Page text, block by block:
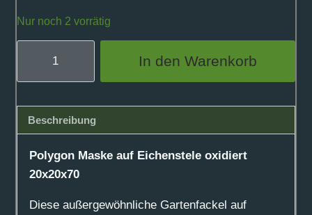
Nur noch 2 vorrätig
Eichenstele
oxidiert
Menge
In den Warenkorb
Beschreibung
Polygon Maske auf Eichenstele oxidiert
20x20x70
Diese außergewöhnliche Gartenfackel auf